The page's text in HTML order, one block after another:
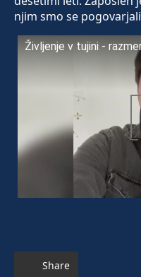
njim smo se
Življenje v tujini -
Share